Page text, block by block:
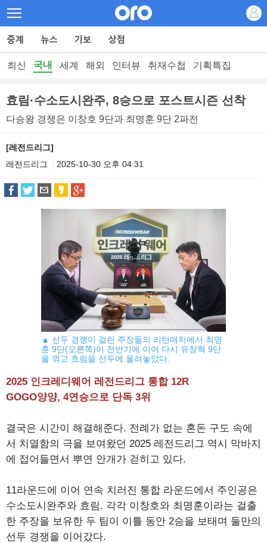
최신 국내 세계 해외 인터뷰 취재수첩 기획특집
효림·수소도시완주, 8승으로 포스트시즌 선착
다승왕 경쟁은 이창호 9단과 최명훈 9단 2파전
[레전드리그]
레전드리그
2025-10-30 오후 04:31
▲ 선두 경쟁이 걸린 주장들의 리턴매치에서 최명
훈 9단(오른쪽)이 전반기에 이어 다시 유창혁 9단
을 꺾고 효림을 선두에 올려놓았다.
2025 인크레디웨어 레전드리그 통합 12R
GOGO양양, 4연승으로 단독 3위
결국은 시간이 해결해준다. 전례가 없는 혼돈 구도 속에
서 치열함의 극을 보여왔던 2025 레전드리그 역시 막바지
에 접어들면서 뿌연 안개가 걷히고 있다.
11라운드에 이어 연속 치러진 통합 라운드에서 주인공은
수소도시완주와 효림. 각각 이창호와 최명훈이라는 걸출
한 주장을 보유한 두 팀이 이틀 동안 2승을 보태며 둘만의
선두 경쟁을 이어갔다.